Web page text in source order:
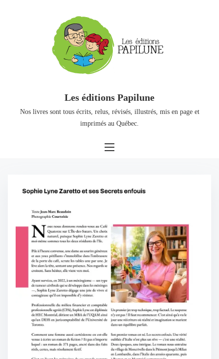
Les éditions Papilune
Nos livres sont tous écrits, relus, révisés, illustrés, mis en page et
imprimés au Québec.